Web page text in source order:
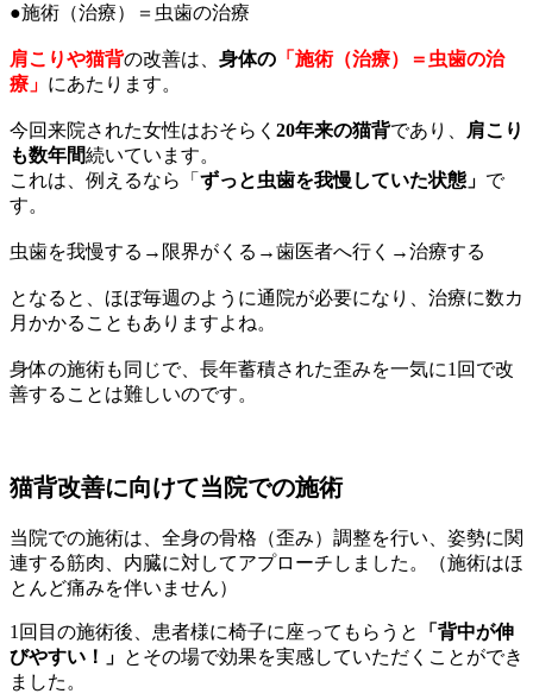
●施術（治療） ＝ 虫歯の治療
肩こりや猫背の改善は、 身体の 「施術（治療）＝虫歯の治
療」 にあたります。
今回来院された女性はおそらく 20年来の猫背であり、
肩こり
も数年間続いています。
これは、例えるなら「 ずっと虫歯を我慢していた状態」 で
す。
虫歯を我慢する→限界がくる→歯医者へ行く→治療する
となると、ほぼ毎週のように通院が必要になり、治療に数カ
月かかることもありますよね。
身体の施術も同じで、長年蓄積された歪みを一気に1回で改
善することは難しいのです。
猫背改善に向けて当院での施術
当院での施術は、全身の骨格（歪み）調整を行い、姿勢に関
連する筋肉、内臓に対してアプローチしました。（施術はほ
とんど痛みを伴いません）
1回目の施術後、患者様に椅子に座ってもらうと
「背中が伸
びやすい！」 とその場で効果を実感していただくことができ
ました。